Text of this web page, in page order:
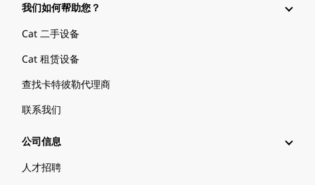
我们如何帮助您？
Cat 二手设备
Cat 租赁设备
查找卡特彼勒代理商
联系我们
公司信息
人才招聘